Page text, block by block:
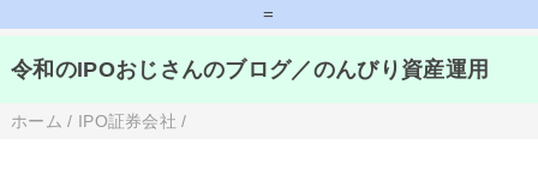
=
令和のIPOおじさんのブログ／のんびり資産運用
ホーム / IPO証券会社 /